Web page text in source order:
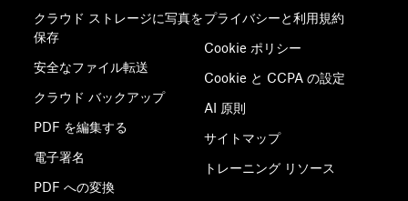
クラウド ストレージに写真を
保存
安全なファイル転送
クラウド バックアップ
PDF を編集する
電子署名
PDF への変換
プライバシーと利用規約
Cookie ポリシー
Cookie と CCPA の設定
AI 原則
サイトマップ
トレーニング リソース